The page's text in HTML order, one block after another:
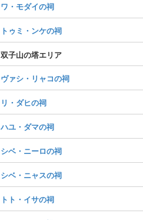
ワ・モダイの祠
トゥミ・ンケの祠
双子山の塔エリア
ヴァシ・リャコの祠
リ・ダヒの祠
ハユ・ダマの祠
シベ・ニーロの祠
シベ・ニャスの祠
トト・イサの祠